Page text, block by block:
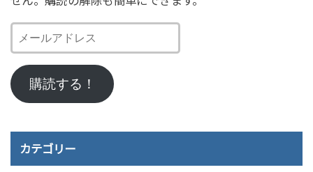
ー
ル
ア
レ
ス
購読する！
カテゴリー